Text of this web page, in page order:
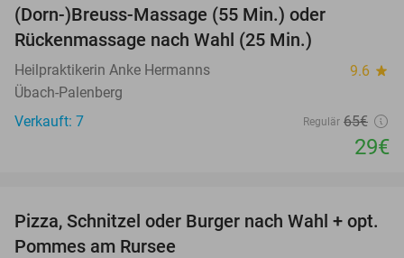
(Dorn-)Breuss-Massage (55 Min.) oder
Rückenmassage nach Wahl (25 Min.)
Heilpraktikerin Anke Hermanns 9.6 star
Übach-Palenberg
Verkauft: 7
Regulär 65€
29€
24%
Pizza, Schnitzel oder Burger nach Wahl + opt.
Pommes am Rursee